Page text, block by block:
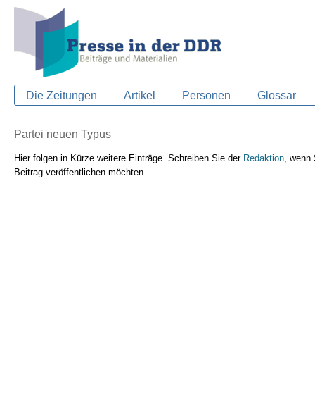
Die Zeitungen Artikel Personen Glossar
Partei neuen Typus
Hier folgen in Kürze weitere Einträge. Schreiben Sie der Redaktion ,
Beitrag veröffentlichen möchten.